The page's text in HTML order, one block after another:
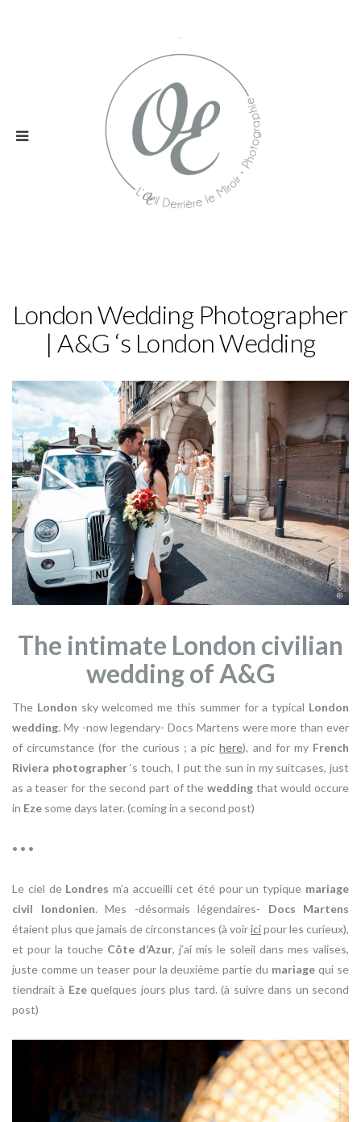
London Wedding Photographer
| A&G ‘s London Wedding
The intimate London civilian
wedding of A&G
The London sky welcomed me this summer for a typical London
wedding. My -now legendary- Docs Martens were more than ever
of circumstance (for the curious ; a pichere), and for my French
Riviera photographer‘s touch, I put the sun in my suitcases, just
as a teaser for the second part of the wedding that would occure
in Eze some days later. (coming in a second post)
• • •
Le ciel de Londres m’a accueilli cet été pour un typique mariage
civil londonien. Mes -désormais légendaires- Docs Martens
étaient plus que jamais de circonstances (à voiricipour les curieux),
et pour la touche Côte d’Azur, j’ai mis le soleil dans mes valises,
juste comme un teaser pour la deuxième partie du mariage qui se
tiendrait à Ezequelques jours plus tard. (à suivre dans un second
post)